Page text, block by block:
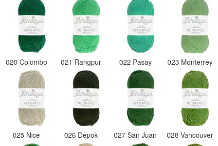
020 Colombo 021 Rangpur 022 Pasay 023 Monterrey
025 Nice 026 Depok 027 San Juan 028 Vancouver